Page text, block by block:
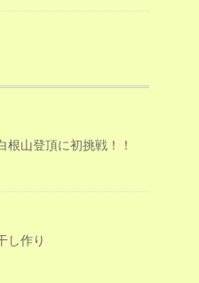
根山登頂に初挑戦！！
し作り